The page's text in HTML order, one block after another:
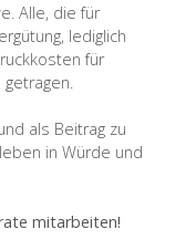
Alle, die für
lediglich
für
als Beitrag zu
in Würde und
mitarbeiten!